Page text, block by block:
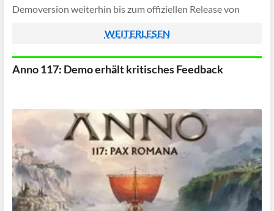
Demoversion weiterhin bis zum offiziellen Release von
Entzugserscheinungen […]
WEITERLESEN
Anno 117: Demo erhält kritisches Feedback